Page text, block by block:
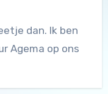
dan. Ik ben
Agema op ons